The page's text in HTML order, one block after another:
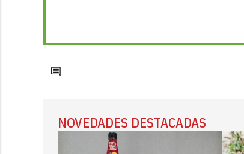
NOVEDADES DESTACADAS